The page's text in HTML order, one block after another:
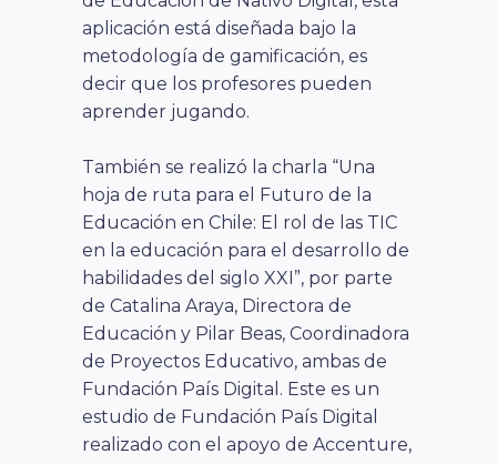
aplicación está diseñada bajo la
metodología de gamificación, es
decir que los profesores pueden
aprender jugando.
También se realizó la charla “Una
hoja de ruta para el Futuro de la
Educación en Chile: El rol de las TIC
en la educación para el desarrollo de
habilidades del siglo XXI”, por parte
de Catalina Araya, Directora de
Educación y Pilar Beas, Coordinadora
de Proyectos Educativo, ambas de
Fundación País Digital. Este es un
estudio de Fundación País Digital
realizado con el apoyo de Accenture,